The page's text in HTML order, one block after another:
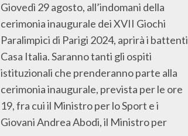
Giovedì 29 agosto, all’indomani della
cerimonia inaugurale dei XVII Giochi
Paralimpici di Parigi 2024, aprirà i battenti
Casa Italia. Saranno tanti gli ospiti
istituzionali che prenderanno parte alla
cerimonia inaugurale, prevista per le ore
19, fra cui il Ministro per lo Sport e i
Giovani Andrea Abodi, il Ministro per